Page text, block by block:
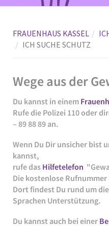
FRAUENHAUS KASSEL
ICH SUCHE SCHUTZ
Wege aus der
Du kannst in einem
Rufe die Polizei 110oder
– 89 88 89 an.
Wenn Du Dir unsicher bist
kannst,
rufe das Hilfetelefon
Die kostenlose
Dort findest Du rund um
Sprachen Unterstützung.
Du kannst auch bei einer